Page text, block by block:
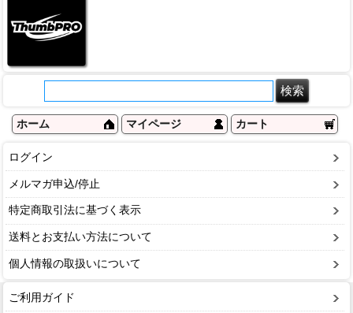
ホーム マイページ カート
ログイン
メルマガ申込/停止
特定商取引法に基づく表示
送料とお支払い方法について
個人情報の取扱いについて
ご利用ガイド